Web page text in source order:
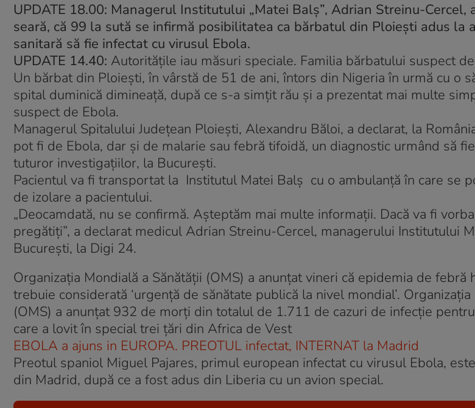
UPDATE 18.00: Managerul Institutului „Matei Balş”, Adrian Streinu-Cercel,
seară, că 99 la sută se infirmă posibilitatea ca bărbatul din Ploieşti adus la
sanitară să fie infectat cu virusul Ebola.
UPDATE 14.40: Autorităţile iau măsuri speciale. Familia bărbatului suspect
Un bărbat din Ploieşti, în vârstă de 51 de ani, întors din Nigeria în urmă cu o
spital duminică dimineaţă, după ce s-a simţit rău şi a prezentat mai multe
suspect de Ebola.
Managerul Spitalului Judeţean Ploieşti, Alexandru Băloi, a declarat, la
pot fi de Ebola, dar şi de malarie sau febră tifoidă, un diagnostic urmând să
tuturor investigaţiilor, la Bucureşti.
Pacientul va fi transportat la Institutul Matei Balş cu o ambulanţă în care se
de izolare a pacientului.
„Deocamdată, nu se confirmă. Așteptăm mai multe informații. Dacă va fi
pregătiți”, a declarat medicul Adrian Streinu-Cercel, managerului Institutului
București, la Digi 24.
Organizația Mondială a Sănătății (OMS) a anunțat vineri că epidemia de febră
trebuie considerată ‘urgență de sănătate publică la nivel mondial’.
(OMS) a anunțat 932 de morți din totalul de 1.711 de cazuri de infecție
care a lovit în special trei țări din Africa de Vest
EBOLA a ajuns in EUROPA. PREOTUL infectat, INTERNAT la Madrid
Preotul spaniol Miguel Pajares, primul european infectat cu virusul Ebola,
din Madrid, după ce a fost adus din Liberia cu un avion special.